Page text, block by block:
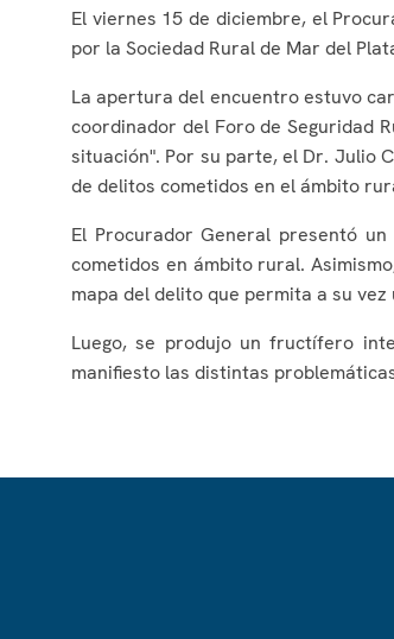
El viernes 15 de diciembre, el
por la Sociedad Rural de Mar del
La apertura del encuentro estuvo
coordinador del Foro de Seguridad
situación". Por su parte, el Dr. Julio
de delitos cometidos en el ámbito
El Procurador General presentó
cometidos en ámbito rural.
mapa del delito que permita a su
Luego, se produjo un fructífero
manifiesto las distintas